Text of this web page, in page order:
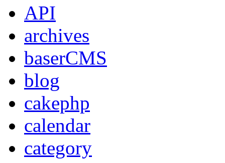
API
archives
baserCMS
blog
cakephp
calendar
category